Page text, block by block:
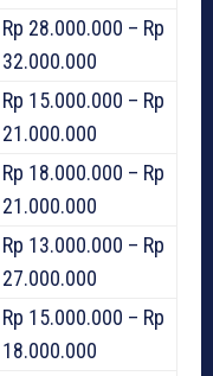
Rp 28.000.000 – Rp
32.000.000
Rp 15.000.000 – Rp
21.000.000
Rp 18.000.000 – Rp
21.000.000
Rp 13.000.000 – Rp
27.000.000
Rp 15.000.000 – Rp
18.000.000